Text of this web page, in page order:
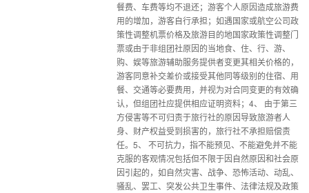
餐费、车费等均不退还；游客个人原因造成旅游费
用的增加，游客自行承担；如遇国家或航空公司政
策性调整机票价格及旅游目的地国家政策性调整门
票或由于非组团社原因的当地食、住、行、游、
购、娱等旅游辅助服务提供者变更其相关价格的，
游客同意补交差价或接受其他同等级别的住宿、用
餐、交通等必要费用，并视为对合同变更的有效确
认，但组团社应提供相应证明资料；4、 由于第三
方侵害等不可归责于旅行社的原因导致旅游者人
身、财产权益受到损害的，旅行社不承担赔偿责
任。5、 不可抗力，指不能预见、不能避免并不能
克服的客观情况包括但不限于因自然原因和社会原
因引起的，如自然灾害、战争、恐怖活动、动乱、
骚乱、罢工、突发公共卫生事件、法律法规及政策